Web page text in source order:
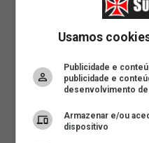
Usamos
Publicidade e
publicidade e
desenvolvimento
Armazenar e/ou
dispositivo